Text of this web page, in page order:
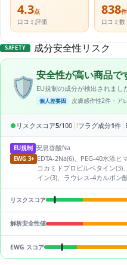
4.3点
口コミ評価
838件
口コミ数
SAFETY 成分安全性リスク
🛡️安全性が高い商品で
EU規制の成分が検出されまし
個人差要因 皮膚感作性2件・ア
● リスクスコア5/100 | !フラグ成分1件 |
EU規制 安息香酸Na
EWG 3+ EDTA-2Na(6)、PEG-40水添ヒ
コカミドプロピルベタイン(3)
イン(3)、ラウレス-4カルボン
リスクスコア
解析安全性値
EWG スコア